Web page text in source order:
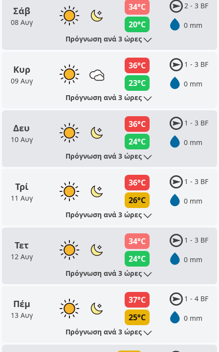
Σάβ
08 Αυγ
34°C
20°C
2 - 3 BF
0 mm
Πρόγνωση ανά 3 ώρες
Κυρ
09 Αυγ
36°C
23°C
1 - 3 BF
0 mm
Πρόγνωση ανά 3 ώρες
Δευ
10 Αυγ
36°C
24°C
1 - 3 BF
0 mm
Πρόγνωση ανά 3 ώρες
Τρί
11 Αυγ
36°C
26°C
1 - 3 BF
0 mm
Πρόγνωση ανά 3 ώρες
Τετ
12 Αυγ
34°C
24°C
1 - 3 BF
0 mm
Πρόγνωση ανά 3 ώρες
Πέμ
13 Αυγ
37°C
25°C
1 - 4 BF
0 mm
Πρόγνωση ανά 3 ώρες